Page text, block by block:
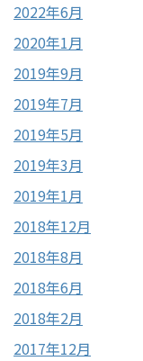
2022年6月
2020年1月
2019年9月
2019年7月
2019年5月
2019年3月
2019年1月
2018年12月
2018年8月
2018年6月
2018年2月
2017年12月